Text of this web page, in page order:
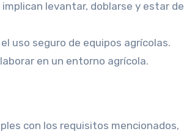
levantar, doblarse y estar de
uso seguro de equipos agrícolas.
en un entorno agrícola.
con los requisitos mencionados,